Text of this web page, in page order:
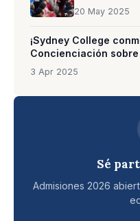
20 May 2025
¡Sydney College
Concienciación sobre
3 Apr 2025
Sé
Admisiones 2026